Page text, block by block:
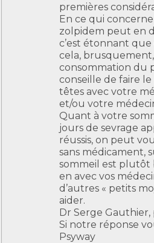
premières
En ce qui
zolpidem peut en
c’est étonnant
cela,
consommation du
conseille de faire
têtes avec votre
et/ou votre
Quant à votre
jours de sevrage
réussis, on peut
sans médicament,
sommeil est plutôt
en avec vos
d’autres « petits
aider.
Dr Serge Gauthier,
Si notre réponse
Psyway